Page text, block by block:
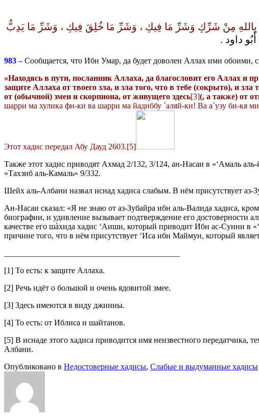
بِاللهِ مِنْ شَرِّكِ وَشَرِّ مَا فِيكِ ، وَشَرِّ مَا خُلِقَ فِيكِ ، وَشَرِّ مَا يَدِبُّ
داود .
983 – Сообщается, что Ибн Умар, да будет доволен Аллах ими обоими,
«Находясь в пути, посланник Аллаха, да благословит его Аллах и
защите Аллаха от твоего зла, и зла того, что в тебе (сокрыто), и
от (обычной) змеи и скорпиона, от живущего здесь[3](, а также) от
шарри ма хулика фи-ки ва шарри ма йадиббу `аляй-ки! Ва а`узу би-кя
Этот хадис передал Абу Дауд 2603.[5]
Также этот хадис приводят Ахмад 2/132, 3/124, ан-Насаи в «‘Амаль
«Тахзиб аль-Камаль» 9/332.
Шейх аль-Албани назвал иснад хадиса слабым. В нём присутствует
Ан-Насаи сказал: «Я не знаю от аз-Зубайра ибн аль-Валида хадиса,
биографии, и удивление вызывает подтверждение его
качестве его шàхида хадис ‘Аиши, который приводит Ибн ас-Сунни в
причине того, что в нём присутствует ‘Иса ибн Маймун, который
[1] То есть: к защите Аллаха.
[2] Речь идёт о большой и очень ядовитой змее.
[3] Здесь имеются в виду джинны.
[4] То есть: от Иблиса и шайтанов.
[5] В иснаде этого хадиса приводится имя неизвестного
Албани.
Опубликовано в Недостоверные хадисы, Слабые и выдуманные хадисы